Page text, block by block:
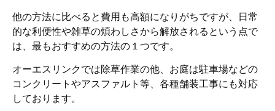
他の方法に比べると費用も高額になりがちですが、日常
的な利便性や雑草の煩わしさから解放されるという点で
は、最もおすすめの方法の１つです。
オーエスリンクでは除草作業の他、お庭は駐車場などの
コンクリートやアスファルト等、各種舗装工事にも対応
しております。